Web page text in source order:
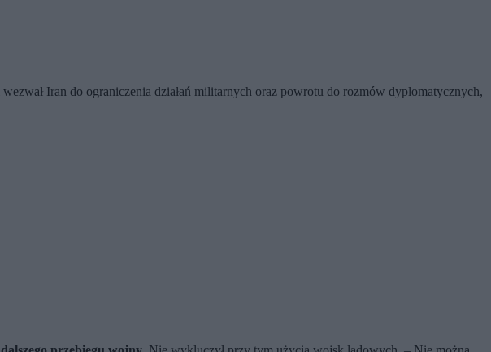
Iran do ograniczenia działań militarnych oraz powrotu do rozmów dyplomatycznych,